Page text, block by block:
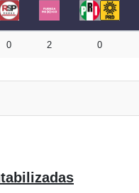
0 2 0